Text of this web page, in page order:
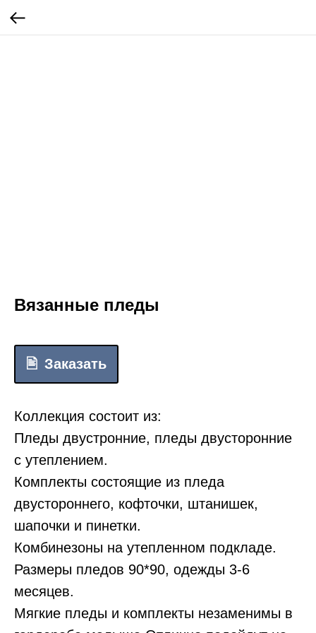
Вязанные пледы
Заказать
Коллекция состоит из:
Пледы двустронние, пледы двусторонние
с утеплением.
Комплекты состоящие из пледа
двустороннего, кофточки, штанишек,
шапочки и пинетки.
Комбинезоны на утепленном подкладе.
Размеры пледов 90*90, одежды 3-6
месяцев.
Мягкие пледы и комплекты незаменимы в